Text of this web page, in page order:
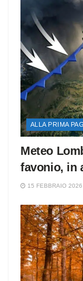
ALLA PRIMA
Meteo
favonio, in
15 FEBBRAIO 2026